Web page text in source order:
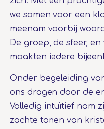
we samen voor een
meenam voorbij
De groep, de sfeer,
maakten iedere
Onder begeleiding
ons dragen door de
Volledig intuïtief nam
zachte tonen van